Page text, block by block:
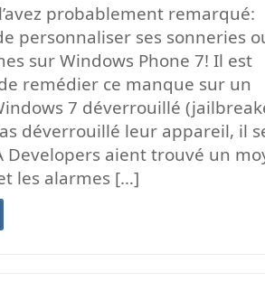
probablement remarqué:
personnaliser ses sonneries
sur Windows Phone 7! Il est
remédier ce manque sur un
7 déverrouillé
déverrouillé leur appareil, il
Developers aient trouvé un
les alarmes […]